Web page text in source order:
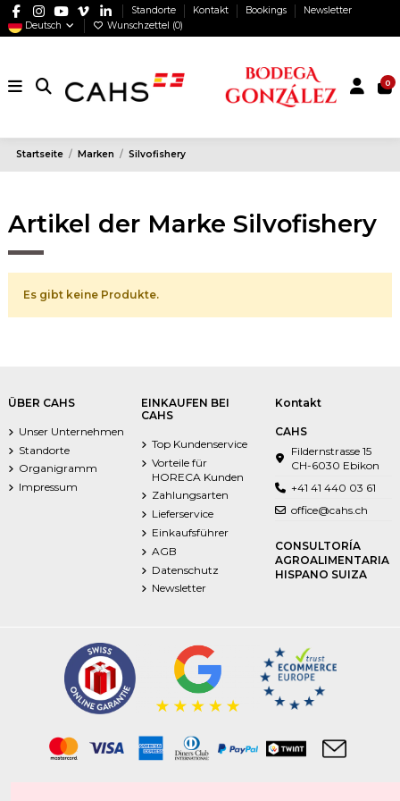
Standorte Kontakt Bookings
Newsletter
Deutsch
Wunschzettel (0)
0
Startseite Marken Silvofishery
Artikel der Marke Silvofishery
Es gibt keine Produkte.
ÜBER CAHS
Unser Unternehmen
Standorte
Organigramm
Impressum
EINKAUFEN BEI
CAHS
Top Kundenservice
Vorteile für
HORECA Kunden
Zahlungsarten
Lieferservice
Einkaufsführer
AGB
Datenschutz
Newsletter
Kontakt
CAHS
Fildernstrasse 15
CH-6030 Ebikon
+41 41 440 03 61
office@cahs.ch
CONSULTORÍA
AGROALIMENTARIA
HISPANO SUIZA